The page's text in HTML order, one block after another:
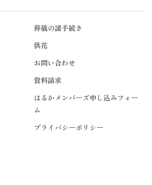
葬儀の諸手続き
供花
お問い合わせ
資料請求
はるかメンバーズ申し込みフォー
ム
プライバシーポリシー